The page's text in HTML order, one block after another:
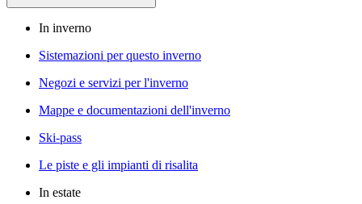
In inverno
Sistemazioni per questo inverno
Negozi e servizi per l'inverno
Mappe e documentazioni dell'inverno
Ski-pass
Le piste e gli impianti di risalita
In estate